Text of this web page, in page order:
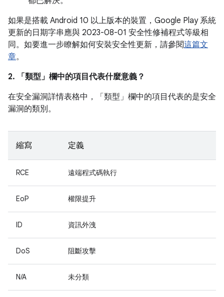
如果是搭載 Android 10 以上版本的裝置，Google Play 系統
更新的日期字串應與 2023-08-01 安全性修補程式等級相
同。如要進一步瞭解如何安裝安全性更新，請參閱這篇文
章。
2. 「類型」 欄中的項目代表什麼意義？
在安全漏洞詳情表格中，「類型」 欄中的項目代表的是安全
漏洞的類別。
縮寫 定義
RCE 遠端程式碼執行
EoP 權限提升
ID 資訊外洩
DoS 阻斷攻擊
N/A 未分類